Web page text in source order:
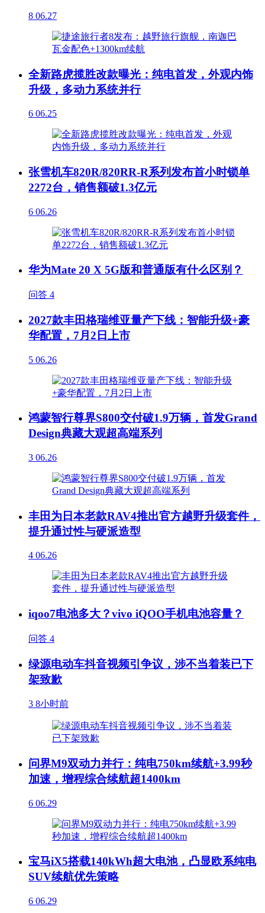
8 06.27
全新路虎揽胜改款曝光：纯电首发，外观内饰
升级，多动力系统并行
6 06.25
张雪机车820R/820RR-R系列发布首小时锁单
2272台，销售额破1.3亿元
6 06.26
华为Mate 20 X 5G版和普通版有什么区别？
问答 4
2027款丰田格瑞维亚量产下线：智能升级+豪
华配置，7月2日上市
5 06.26
鸿蒙智行尊界S800交付破1.9万辆，首发Grand
Design典藏大观超高端系列
3 06.26
丰田为日本老款RAV4推出官方越野升级套件，
提升通过性与硬派造型
4 06.26
iqoo7电池多大？vivo iQOO手机电池容量？
问答 4
绿源电动车抖音视频引争议，涉不当着装已下
架致歉
3 8小时前
问界M9双动力并行：纯电750km续航+3.99秒
加速，增程综合续航超1400km
6 06.29
宝马iX5搭载140kWh超大电池，凸显欧系纯电
SUV续航优先策略
6 06.29